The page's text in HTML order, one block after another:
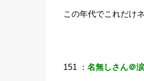
この年代でこれだけ
151 ： 名無しさん＠涙